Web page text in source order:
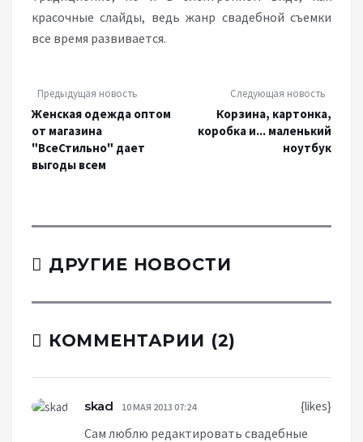
красочные слайды, ведь жанр свадебной съемки
все время развивается.
Предыдущая новость
Женская одежда оптом
от магазина
"ВсеСтильно" дает
выгоды всем
Следующая новость
Корзина, картонка,
коробка и... маленький
ноутбук
ДРУГИЕ НОВОСТИ
КОММЕНТАРИИ (2)
{likes}
skad 10 МАЯ 2013 07:24
Сам люблю редактировать свадебные